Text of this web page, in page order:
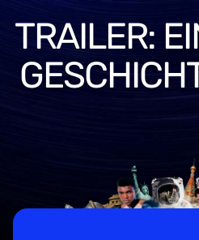
TRAILER: